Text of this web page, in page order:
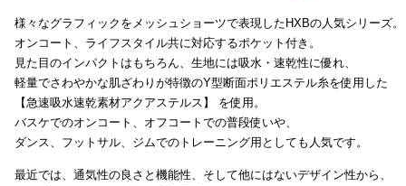
様々なグラフィックをメッシュショーツで表現したHXBの人気シリーズ。
オンコート、ライフスタイル共に対応するポケット付き。
見た目のインパクトはもちろん、生地には吸水・速乾性に優れ、
軽量でさわやかな肌ざわりが特徴のY型断面ポリエステル糸を使用した
【急速吸水速乾素材アクアステルス】 を使用。
バスケでのオンコート、オフコートでの普段使いや、
ダンス、フットサル、ジムでのトレーニング用としても人気です。
最近では、通気性の良さと機能性、そして他にはないデザイン性から、